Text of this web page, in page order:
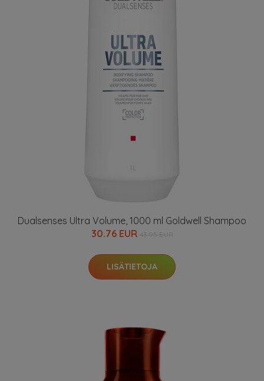
Dualsenses Ultra Volume, 1000 ml Goldwell Shampoo
30.76 EUR
LISÄTIETOJA